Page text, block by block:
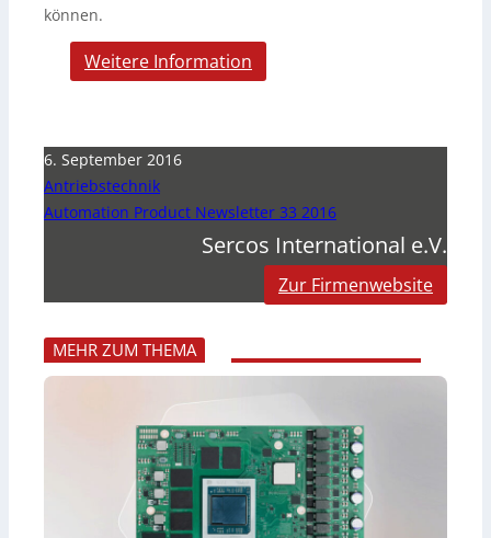
können.
Weitere Information
6. September 2016
Antriebstechnik
Automation Product Newsletter 33 2016
Sercos International e.V.
Zur Firmenwebsite
MEHR ZUM THEMA